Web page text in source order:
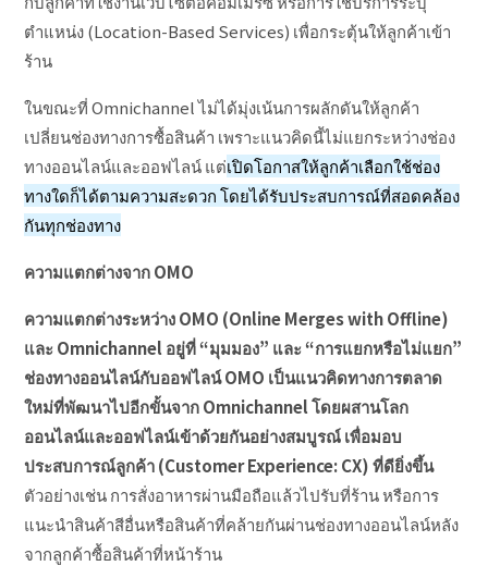
ตำแหน่ง (Location-Based Services) เพื่อกระตุ้นให้ลูกค้าเข้า
ร้าน
ในขณะที่ Omnichannel ไม่ได้มุ่งเน้นการผลักดันให้ลูกค้า
เปลี่ยนช่องทางการซื้อสินค้า เพราะแนวคิดนี้ไม่แยกระหว่างช่อง
ทางออนไลน์และออฟไลน์ แต่เปิดโอกาสให้ลูกค้าเลือกใช้ช่อง
ทางใดก็ได้ตามความสะดวก โดยได้รับประสบการณ์ที่สอดคล้อง
กันทุกช่องทาง
ความแตกต่างจากOMO
ความแตกต่างระหว่าง OMO (Online Merges with Offline)
และ Omnichannel อยู่ที่ “มุมมอง” และ “การแยกหรือไม่แยก”
ช่องทางออนไลน์กับออฟไลน์ OMO เป็นแนวคิดทางการตลาด
ใหม่ที่พัฒนาไปอีกขั้นจาก Omnichannel โดยผสานโลก
ออนไลน์และออฟไลน์เข้าด้วยกันอย่างสมบูรณ์ เพื่อมอบ
ประสบการณ์ลูกค้า (Customer Experience: CX) ที่ดียิ่งขึ้น
ตัวอย่างเช่น การสั่งอาหารผ่านมือถือแล้วไปรับที่ร้าน หรือการ
แนะนำสินค้าสีอื่นหรือสินค้าที่คล้ายกันผ่านช่องทางออนไลน์หลัง
จากลูกค้าซื้อสินค้าที่หน้าร้าน